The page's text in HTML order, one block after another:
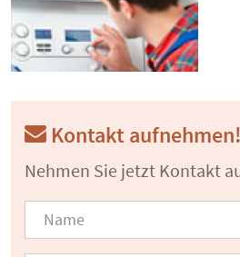
Kontakt aufnehmen!
Nehmen Sie jetzt Kontakt